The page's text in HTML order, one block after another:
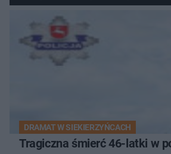
DRAMAT W SIEKIERZYŃCACH
Tragiczna śmierć 46-latki w